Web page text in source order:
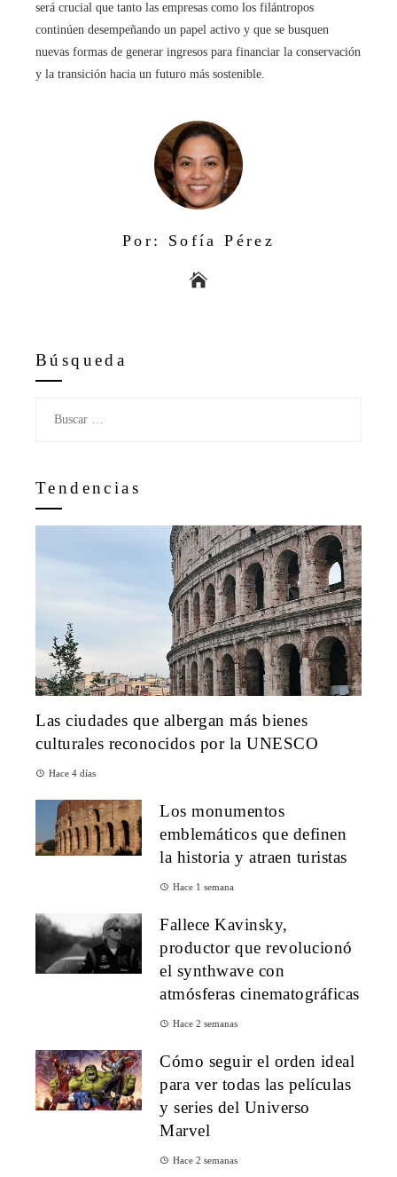
será crucial que tanto las empresas como los filántropos
continúen desempeñando un papel activo y que se busquen
nuevas formas de generar ingresos para financiar la conservación
y la transición hacia un futuro más sostenible.
Por: Sofía Pérez
Búsqueda
Tendencias
Las ciudades que albergan más bienes
culturales reconocidos por la UNESCO
Hace 4 días
Los monumentos
emblemáticos que definen
la historia y atraen turistas
Hace 1 semana
Fallece Kavinsky,
productor que revolucionó
el synthwave con
atmósferas cinematográficas
Hace 2 semanas
Cómo seguir el orden ideal
para ver todas las películas
y series del Universo
Marvel
Hace 2 semanas